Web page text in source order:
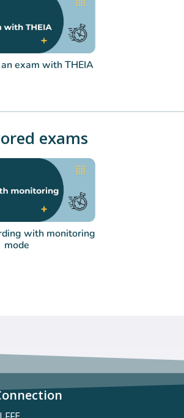
exam with THEIA
exams
with monitoring
mode